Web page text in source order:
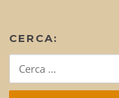
CERCA:
per: